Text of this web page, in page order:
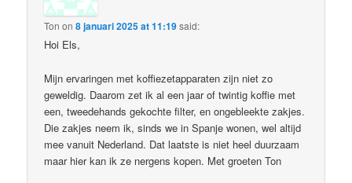
Ton on8 januari 2025 at 11:19said:
Hoi Els,
Mijn ervaringen met koffiezetapparaten zijn niet zo
geweldig. Daarom zet ik al een jaar of twintig koffie met
een, tweedehands gekochte filter, en ongebleekte zakjes.
Die zakjes neem ik, sinds we in Spanje wonen, wel altijd
mee vanuit Nederland. Dat laatste is niet heel duurzaam
maar hier kan ik ze nergens kopen. Met groeten Ton